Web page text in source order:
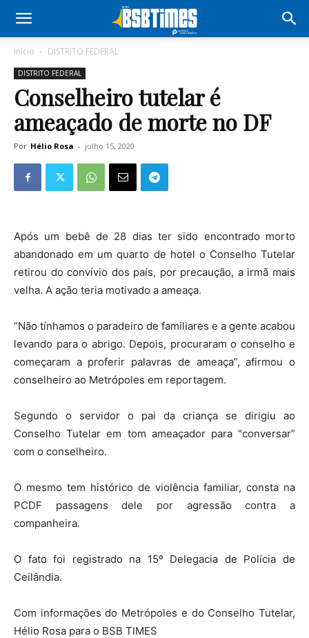
Início DISTRITO FEDERAL
DISTRITO FEDERAL
Conselheiro tutelar é
ameaçado de morte no DF
Por Hélio Rosa - julho 15, 2020
Após um bebê de 28 dias ter sido encontrado morto
abandonado em um quarto de hotel o Conselho Tutelar
retirou do convívio dos país, por precaução, a irmã mais
velha. A ação teria motivado a ameaça.
“Não tínhamos o paradeiro de familiares e a gente acabou
levando para o abrigo. Depois, procuraram o conselho e
começaram a proferir palavras de ameaça”, afirmou o
conselheiro ao Metrópoles em reportagem.
Segundo o servidor o pai da criança se dirigiu ao
Conselho Tutelar em tom ameaçador para “conversar”
com o conselheiro.
O mesmo tem histórico de violência familiar, consta na
PCDF passagens dele por agressão contra a
companheira.
O fato foi registrado na 15º Delegacia de Polícia de
Ceilândia.
Com informações do Metrópoles e do Conselho Tutelar,
Hélio Rosa para o BSB TIMES